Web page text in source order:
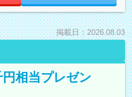
掲載日：2026.08.03
相当プレゼン